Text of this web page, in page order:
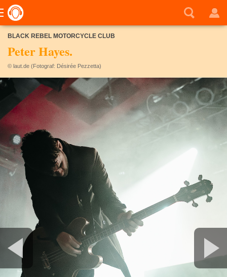
BLACK REBEL MOTORCYCLE CLUB
Peter Hayes.
© laut.de (Fotograf: Désirée Pezzetta)